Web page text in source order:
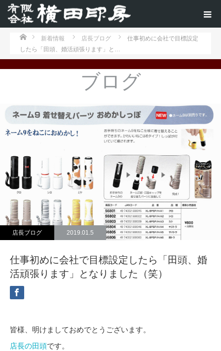
ホーム新着情報 店長ブログ
仕事初めに会社で目標設定
したら「田頭、婚活頑張ります」と…
ブログ
店長ブログ 2019.01.5
仕事初めに会社で目標設定したら「田頭、婚
活頑張ります」となりました（笑）
皆様、明けましておめでとうございます。
店長の田頭です。